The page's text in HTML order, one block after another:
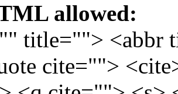
allowed:
title=""> <abbr
cite="">